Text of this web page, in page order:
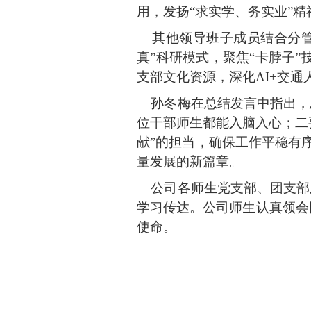
用，发扬“求实学、务实业”
其他领导班子成员结合分
真”科研模式，聚焦“卡脖子
支部文化资源，深化AI+交通
孙冬梅在总结发言中指出，
位干部师生都能入脑入心；
献”的担当，确保工作平稳有
量发展的新篇章。
公司各师生党支部、团支部
学习传达。公司师生认真领
使命。